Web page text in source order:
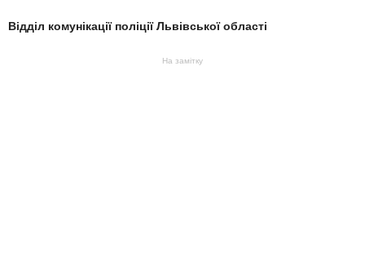
Відділ комунікації поліції Львівської області
На замітку